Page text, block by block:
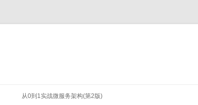
从0到1实战微服务架构(第2版)